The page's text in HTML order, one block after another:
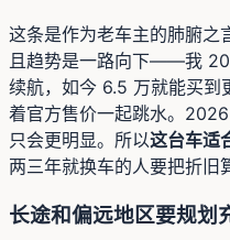
这条是作为老车主的肺腑之
且趋势是一路向下——我
续航，如今 6.5 万就能买到
着官方售价一起跳水。
只会更明显。所以这台车适
两三年就换车的人要把折旧
长途和偏远地区要规划